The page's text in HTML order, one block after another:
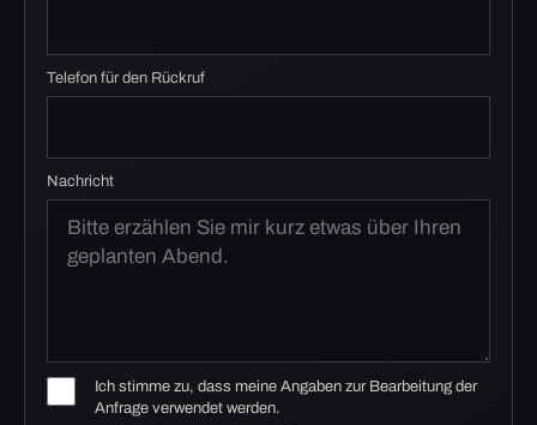
Telefon für den Rückruf
Nachricht
Ich stimme zu, dass meine Angaben zur Bearbeitung der
Anfrage verwendet werden.